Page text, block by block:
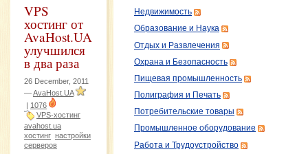
VPS
хостинг от
AvaHost.UA
улучшился
в два раза
26 December, 2011
—AvaHost.UA
| 1076
VPS-хостинг
avahost.ua
хостинг настройки
серверов
Недвижимость
Образование и Наука
Отдых и Развлечения
Охрана и Безопасность
Пищевая промышленность
Полиграфия и Печать
Потребительские товары
Промышленное оборудование
Работа и Трудоустройство